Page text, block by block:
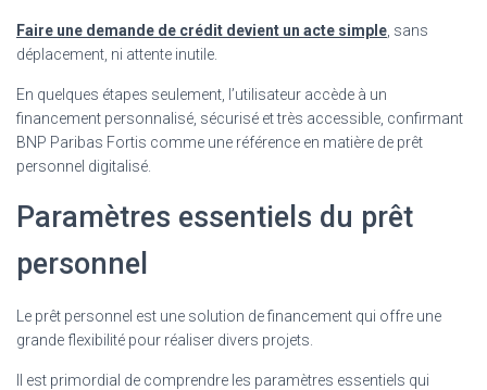
Faire une demande de crédit devient un acte simple , sans
déplacement, ni attente inutile.
En quelques étapes seulement, l’utilisateur accède à un
financement personnalisé, sécurisé et très accessible, confirmant
BNP Paribas Fortis comme une référence en matière de prêt
personnel digitalisé.
Paramètres essentiels du prêt
personnel
Le prêt personnel est une solution de financement qui offre une
grande flexibilité pour réaliser divers projets.
Il est primordial de comprendre les paramètres essentiels qui